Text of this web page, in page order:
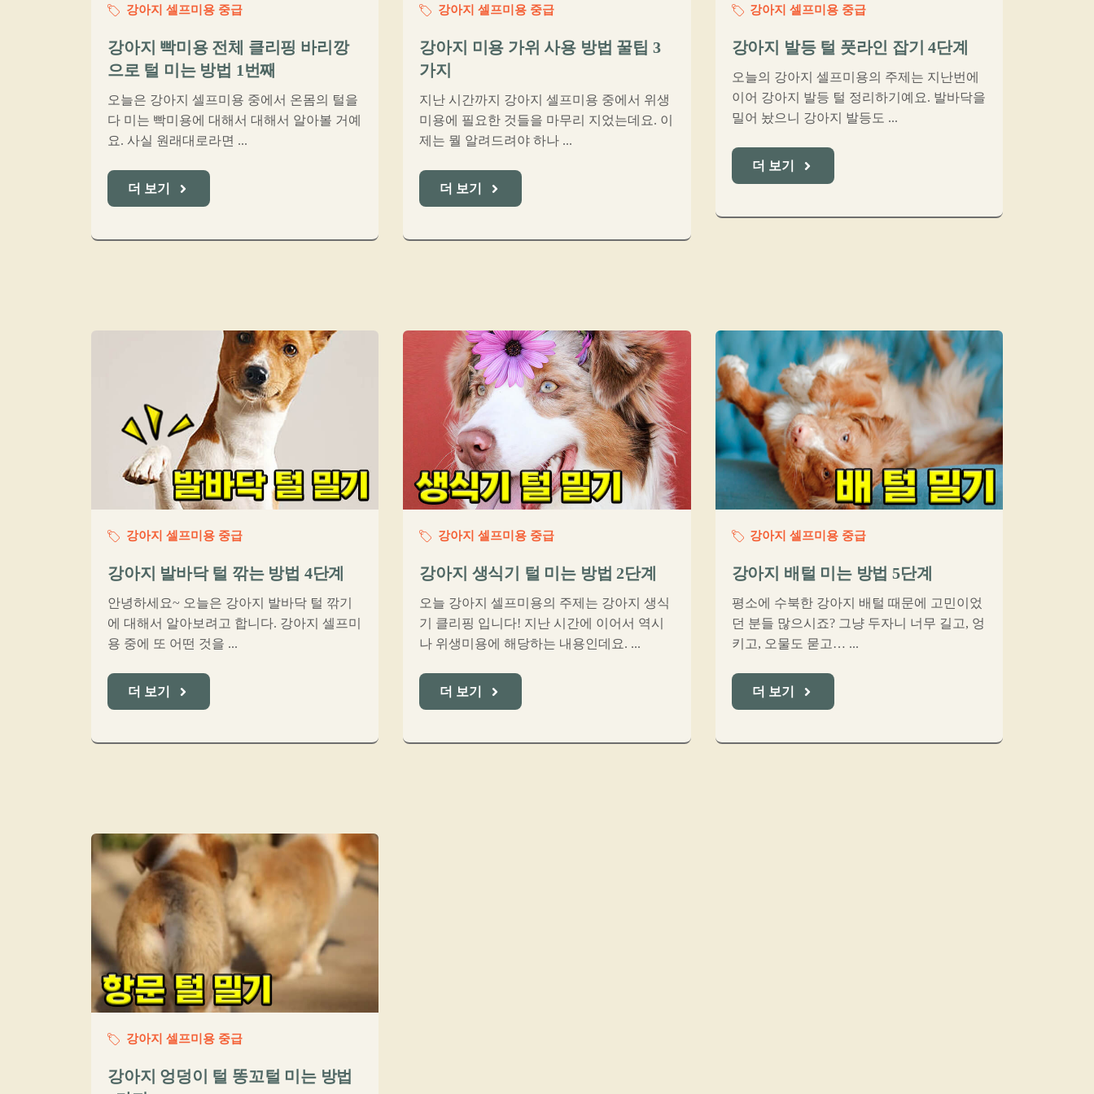
강아지 셀프미용 중급
강아지 빡미용 전체 클리핑 바리깡
으로 털 미는 방법 1번째
오늘은 강아지 셀프미용 중에서 온몸의 털을
다 미는 빡미용에 대해서 대해서 알아볼 거예
요. 사실 원래대로라면 ...
더 보기
강아지 셀프미용 중급
강아지 미용 가위 사용 방법 꿀팁 3
가지
지난 시간까지 강아지 셀프미용 중에서 위생
미용에 필요한 것들을 마무리 지었는데요. 이
제는 뭘 알려드려야 하나 ...
더 보기
강아지 셀프미용 중급
강아지 발등 털 풋라인 잡기 4단계
오늘의 강아지 셀프미용의 주제는 지난번에
이어 강아지 발등 털 정리하기예요. 발바닥을
밀어 놨으니 강아지 발등도 ...
더 보기
강아지 셀프미용 중급
강아지 발바닥 털 깎는 방법 4단계
안녕하세요~ 오늘은 강아지 발바닥 털 깎기
에 대해서 알아보려고 합니다. 강아지 셀프미
용 중에 또 어떤 것을 ...
더 보기
강아지 셀프미용 중급
강아지 생식기 털 미는 방법 2단계
오늘 강아지 셀프미용의 주제는 강아지 생식
기 클리핑 입니다! 지난 시간에 이어서 역시
나 위생미용에 해당하는 내용인데요. ...
더 보기
강아지 셀프미용 중급
강아지 배털 미는 방법 5단계
평소에 수북한 강아지 배털 때문에 고민이었
던 분들 많으시죠? 그냥 두자니 너무 길고, 엉
키고, 오물도 묻고… ...
더 보기
강아지 셀프미용 중급
강아지 엉덩이 털 똥꼬털 미는 방법